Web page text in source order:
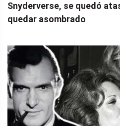
Snyderverse, se quedó
quedar asombrado